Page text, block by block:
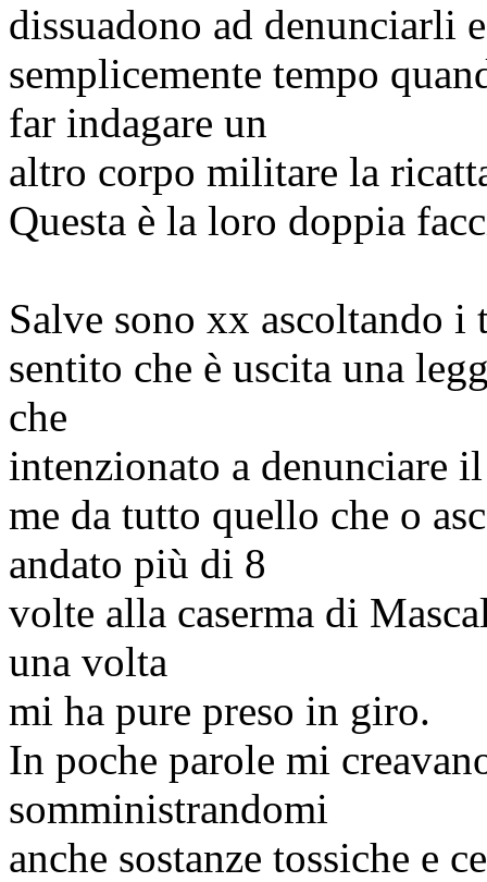
dissuadono ad denunciarli
semplicemente tempo
far indagare un
altro corpo militare la
Questa è la loro doppia
Salve sono xx ascoltando i
sentito che è uscita una
che
intenzionato a denunciare
me da tutto quello che o
andato più di 8
volte alla caserma di
una volta
mi ha pure preso in giro.
In poche parole mi
somministrandomi
anche sostanze tossiche e